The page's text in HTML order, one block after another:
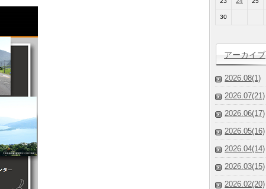
30
アーカイブ
2026.08(1)
2026.07(21)
2026.06(17)
2026.05(16)
2026.04(14)
2026.03(15)
2026.02(20)